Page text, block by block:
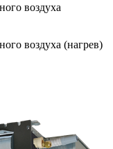
воздуха
воздуха (нагрев)